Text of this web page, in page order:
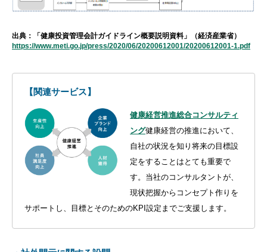
出典：「健康投資管理会計ガイドライン概要説明資料」（経済産業省）
https://www.meti.go.jp/press/2020/06/20200612001/20200612001-1.pdf
【関連サービス】
健康経営推進総合コンサルティ
ング健康経営の推進において、
自社の状況を知り将来の目標設
定をすることはとても重要で
す。当社のコンサルタントが、
現状把握からコンセプト作りを
サポートし、目標とそのためのKPI設定までご支援します。